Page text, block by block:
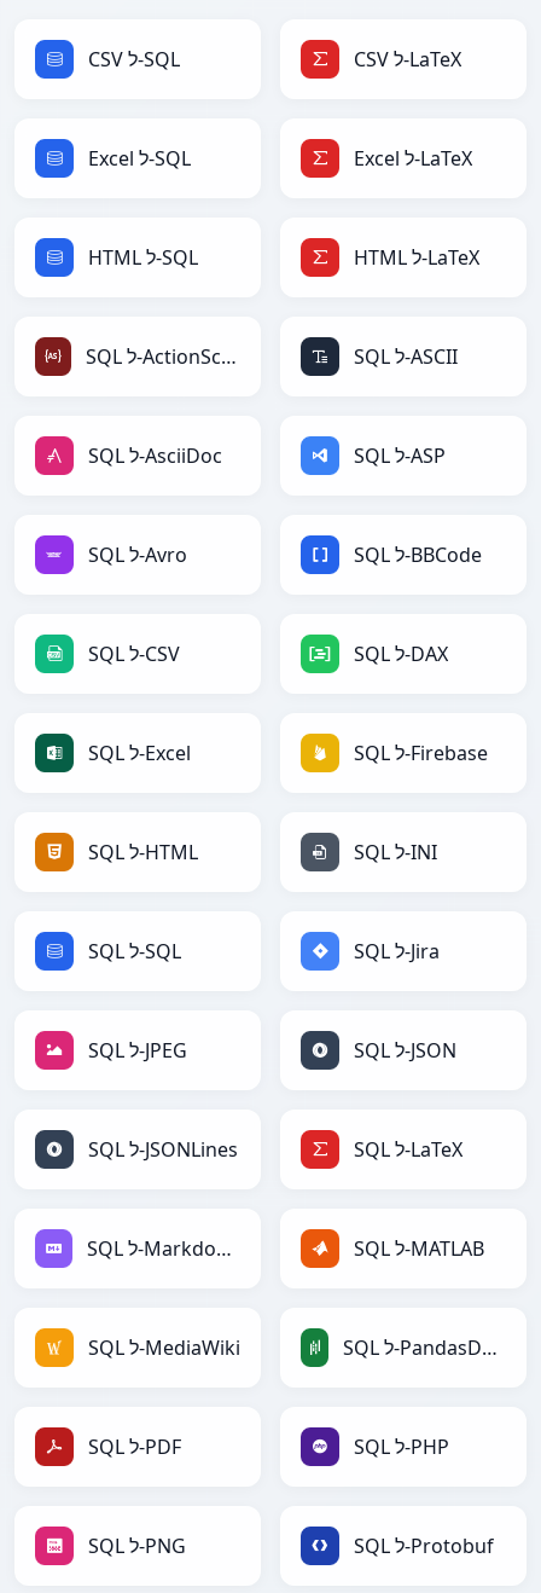
CSV ל-SQL CSV ל-LaTeX
Excel ל-SQL Excel ל-LaTeX
HTML ל-SQL HTML ל-LaTeX
SQL ל-ActionScript SQL ל-ASCII
SQL ל-AsciiDoc SQL ל-ASP
SQL ל-Avro SQL ל-BBCode
SQL ל-CSV SQL ל-DAX
SQL ל-Excel SQL ל-Firebase
SQL ל-HTML SQL ל-INI
SQL ל-SQL SQL ל-Jira
SQL ל-JPEG SQL ל-JSON
SQL ל-JSONLines SQL ל-LaTeX
SQL ל-Markdown SQL ל-MATLAB
SQL ל-MediaWiki SQL ל-PandasDataFrame
SQL ל-PDF SQL ל-PHP
SQL ל-PNG SQL ל-Protobuf